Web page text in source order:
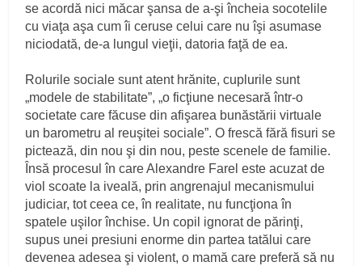
se acordă nici măcar şansa de a-şi încheia socotelile
cu viaţa aşa cum îi ceruse celui care nu îşi asumase
niciodată, de-a lungul vieţii, datoria faţă de ea.
Rolurile sociale sunt atent hrănite, cuplurile sunt
„modele de stabilitate”, „o ficţiune necesară într-o
societate care făcuse din afişarea bunăstării virtuale
un barometru al reuşitei sociale”. O frescă fără fisuri se
pictează, din nou şi din nou, peste scenele de familie.
Însă procesul în care Alexandre Farel este acuzat de
viol scoate la iveală, prin angrenajul mecanismului
judiciar, tot ceea ce, în realitate, nu funcţiona în
spatele uşilor închise. Un copil ignorat de părinţi,
supus unei presiuni enorme din partea tatălui care
devenea adesea şi violent, o mamă care preferă să nu